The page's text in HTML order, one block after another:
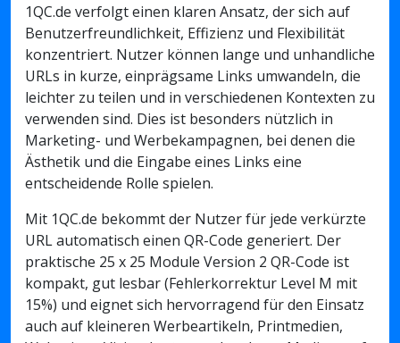
1QC.de verfolgt einen klaren Ansatz, der sich auf
Benutzerfreundlichkeit, Effizienz und Flexibilität
konzentriert. Nutzer können lange und unhandliche
URLs in kurze, einprägsame Links umwandeln, die
leichter zu teilen und in verschiedenen Kontexten zu
verwenden sind. Dies ist besonders nützlich in
Marketing- und Werbekampagnen, bei denen die
Ästhetik und die Eingabe eines Links eine
entscheidende Rolle spielen.
Mit 1QC.de bekommt der Nutzer für jede verkürzte
URL automatisch einen QR-Code generiert. Der
praktische 25 x 25 Module Version 2 QR-Code ist
kompakt, gut lesbar (Fehlerkorrektur Level M mit
15%) und eignet sich hervorragend für den Einsatz
auch auf kleineren Werbeartikeln, Printmedien,